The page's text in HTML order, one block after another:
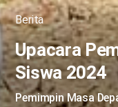
Berita
Upacara
Siswa 2024
Pemimpin Masa